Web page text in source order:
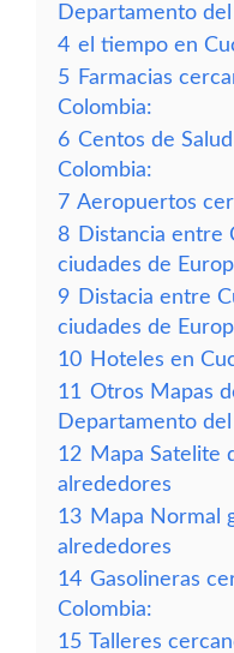
Departamento del
4 el tiempo en
5 Farmacias
Colombia:
6 Centos de
Colombia:
7 Aeropuertos
8 Distancia entre
ciudades de
9 Distacia entre
ciudades de
10 Hoteles en
11 Otros Mapas
Departamento
12 Mapa Satelite
alrededores
13 Mapa Normal
alrededores
14 Gasolineras
Colombia:
15 Talleres